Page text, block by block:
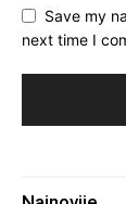
Save my
next time I